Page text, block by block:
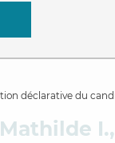
déclarative du
Mathilde I.,